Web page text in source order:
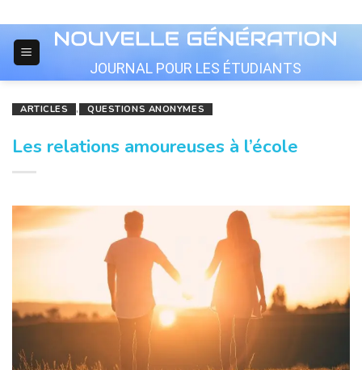
to
content
JOURNAL POUR LES ÉTUDIANTS
ARTICLES , QUESTIONS ANONYMES
Les relations amoureuses à l’école